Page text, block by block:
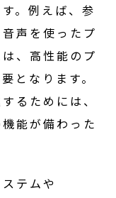
。例えば、参
声を使ったプ
、高性能のプ
となります。
るためには、
能が備わった
テムや